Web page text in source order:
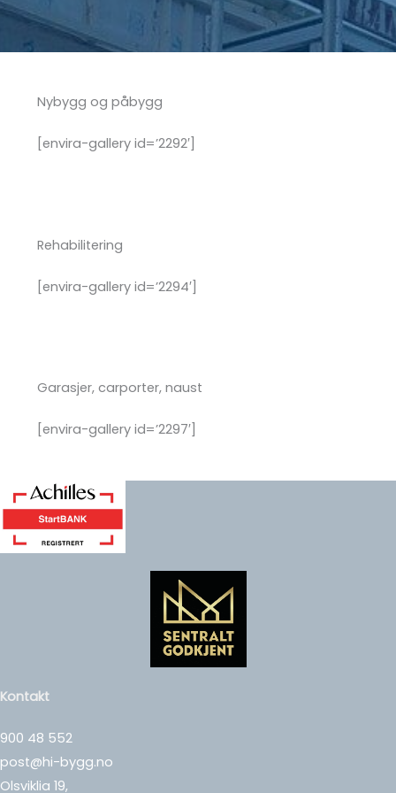
Nybygg og påbygg
[envira-gallery id=’2292′]
Rehabilitering
[envira-gallery id=’2294′]
Garasjer, carporter, naust
[envira-gallery id=’2297′]
Kontakt
900 48 552
post@hi-bygg.no
Olsviklia 19,